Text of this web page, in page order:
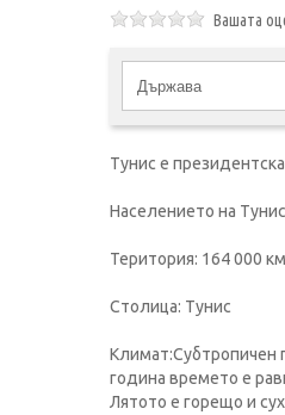
Вашата
Тунис е
Населението на
Територия: 164 000
Столица: Тунис
Климат:Субтропичен
година времето е
Лятото е горещо и